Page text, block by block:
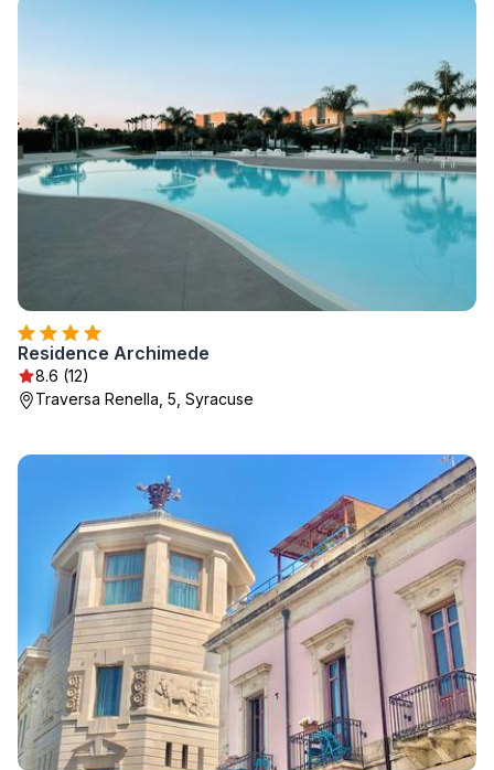
Residence Archimede
8.6 (12)
Traversa Renella, 5, Syracuse